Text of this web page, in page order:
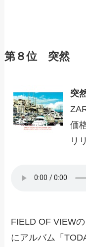
第８位 突然
突
価
リ
FIELD OF VIEW
にアルバム「